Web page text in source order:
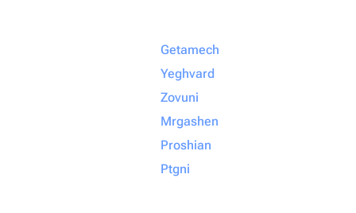
Getamech
Yeghvard
Zovuni
Mrgashen
Proshian
Ptgni